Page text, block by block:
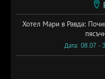
Хотел Мари в Равда:
Дата: 08.07 -